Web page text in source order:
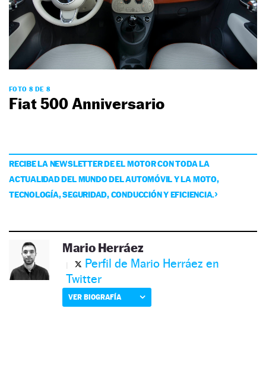
FOTO 8 DE 8
Fiat 500 Anniversario
RECIBE LA NEWSLETTER DE EL MOTOR CON TODA LA
ACTUALIDAD DEL MUNDO DEL AUTOMÓVIL Y LA MOTO,
TECNOLOGÍA, SEGURIDAD, CONDUCCIÓN Y EFICIENCIA.
Mario Herráez
Perfil de Mario Herráez en
Twitter
VER BIOGRAFÍA